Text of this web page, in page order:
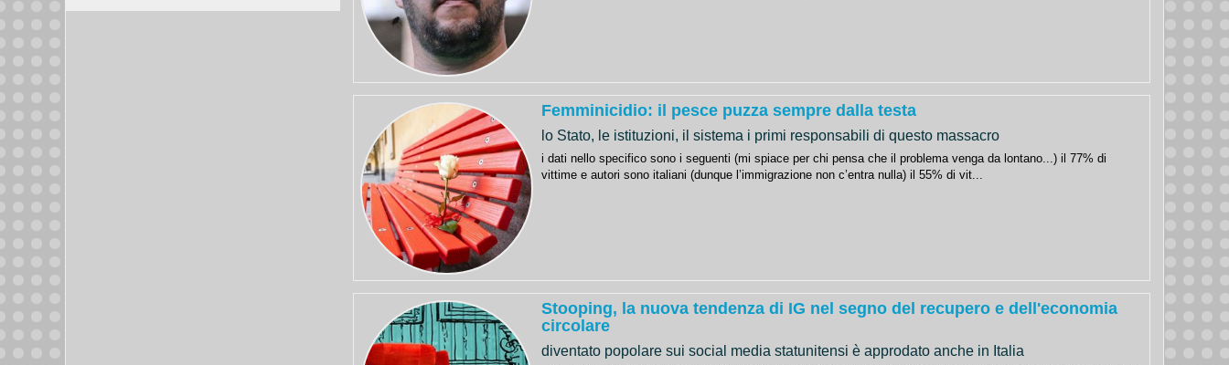
Femminicidio: il pesce puzza sempre dalla testa
lo Stato, le istituzioni, il sistema i primi responsabili di questo massacro
i dati nello specifico sono i seguenti (mi spiace per chi pensa che il problema venga da lontano...) il 77% di
vittime e autori sono italiani (dunque l’immigrazione non c’entra nulla) il 55% di vit...
Stooping, la nuova tendenza di IG nel segno del recupero e dell'economia
circolare
diventato popolare sui social media statunitensi è approdato anche in Italia